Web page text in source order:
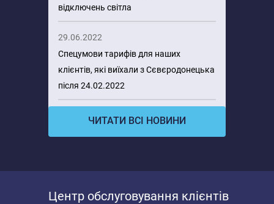
відключень світла
29.06.2022
Спецумови тарифів для наших
клієнтів, які виїхали з Сєвєродонецька
після 24.02.2022
ЧИТАТИ ВСІ НОВИНИ
Центр обслуговування клієнтів